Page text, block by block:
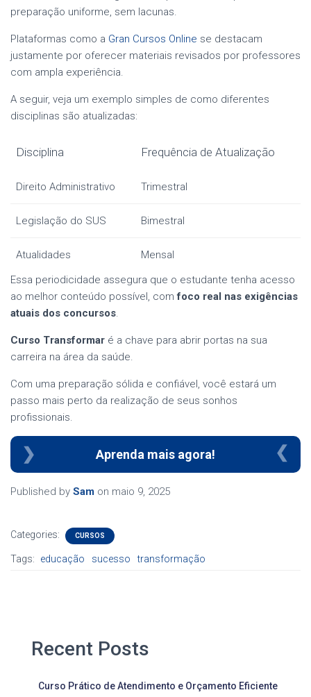
preparação uniforme, sem lacunas.
Plataformas como a Gran Cursos Online se destacam
justamente por oferecer materiais revisados por professores
com ampla experiência.
A seguir, veja um exemplo simples de como diferentes
disciplinas são atualizadas:
Disciplina Frequência de Atualização
Direito Administrativo Trimestral
Legislação do SUS Bimestral
Atualidades
Mensal
Essa periodicidade assegura que o estudante tenha acesso
ao melhor conteúdo possível, comfoco real nas exigências
atuais dos concursos.
Curso Transformar é a chave para abrir portas na sua
carreira na área da saúde.
Com uma preparação sólida e confiável, você estará um
passo mais perto da realização de seus sonhos
profissionais.
Aprenda mais agora!
Published by Sam on maio 9, 2025
Categories: CURSOS
Tags: educação sucesso transformação
Recent Posts
Curso Prático de Atendimento e Orçamento Eficiente